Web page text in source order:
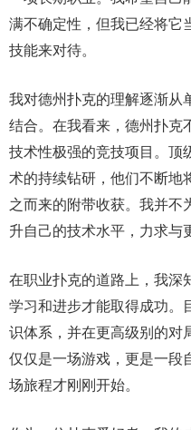
满不确定性，但我已经将它
技能来对待。
我对德州扑克的理解逐渐从
结合。在我看来，德州扑克
技术性极强的竞技项目。顶
术的持续钻研，他们不断地
之而来的附带收获。我并不
升自己的技术水平，力求与
在职业扑克的道路上，我深
学习和进步才能取得成功。
识体系，并在更高级别的对
仅仅是一场游戏，更是一段
场旅程才刚刚开始。